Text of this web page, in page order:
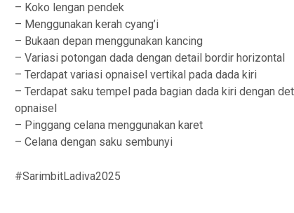
– Koko lengan pendek
– Menggunakan kerah cyang’i
– Bukaan depan menggunakan kancing
– Variasi potongan dada dengan detail bordir horizontal
– Terdapat variasi opnaisel vertikal pada dada kiri
– Terdapat saku tempel pada bagian dada kiri dengan
opnaisel
– Pinggang celana menggunakan karet
– Celana dengan saku sembunyi
#SarimbitLadiva2025